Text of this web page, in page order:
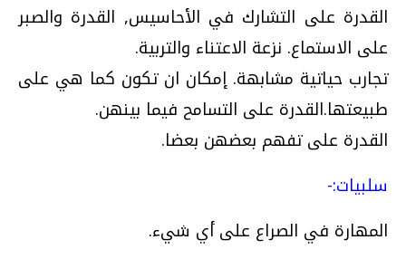
القدرة على التشارك في الأحاسيس, القدرة والصبر
على الاستماع. نزعة الاعتناء والتربية.
تجارب حياتية مشابهة. إمكان ان تكون كما هي على
طبيعتها.القدرة على التسامح فيما بينهن.
القدرة على تفهم بعضهن بعضا.
سلبيات:-
المهارة في الصراع على أي شيء.